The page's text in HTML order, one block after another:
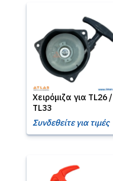
Χειρόμιζα για TL26 /
TL33
Συνδεθείτε για τιμές